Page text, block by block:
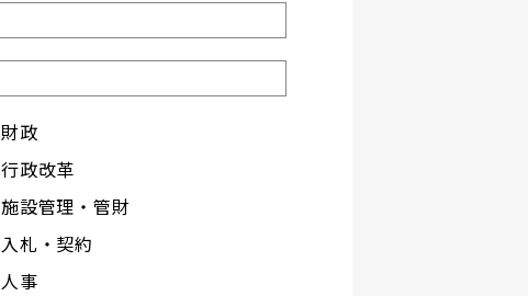
財政
行政改革
施設管理・管財
入札・契約
人事